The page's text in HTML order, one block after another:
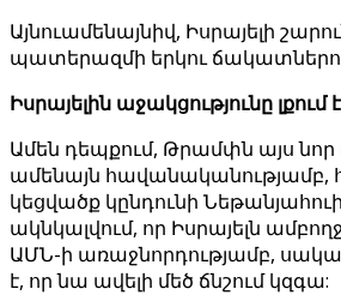
Այնուամենայնիվ, Իսրայելի
պատերազմի երկու
Իսրայելին աջակցությունը
Ամեն դեպքում, Թրամփն այս
ամենայն
կեցվածք կընդունի
ակնկալվում, որ Իսրայելն
ԱՄՆ-ի առաջնորդությամբ,
է, որ նա ավելի մեծ ճնշում կզգա: